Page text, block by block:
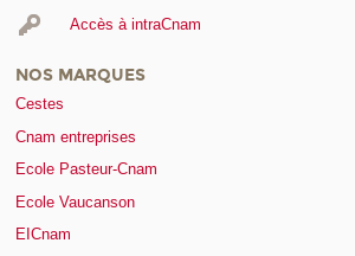
Accès à intraCnam
NOS MARQUES
Cestes
Cnam entreprises
Ecole Pasteur-Cnam
Ecole Vaucanson
EICnam